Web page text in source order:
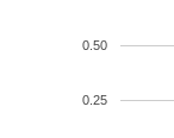
0.25
0.50